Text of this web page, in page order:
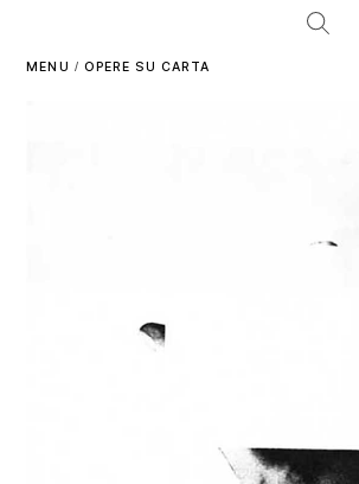
MENU / OPERE SU CARTA